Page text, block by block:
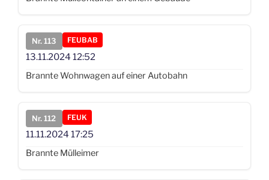
Nr. 113 FEUBAB
13.11.2024 12:52
Brannte Wohnwagen auf einer Autobahn
Nr. 112 FEUK
11.11.2024 17:25
Brannte Mülleimer